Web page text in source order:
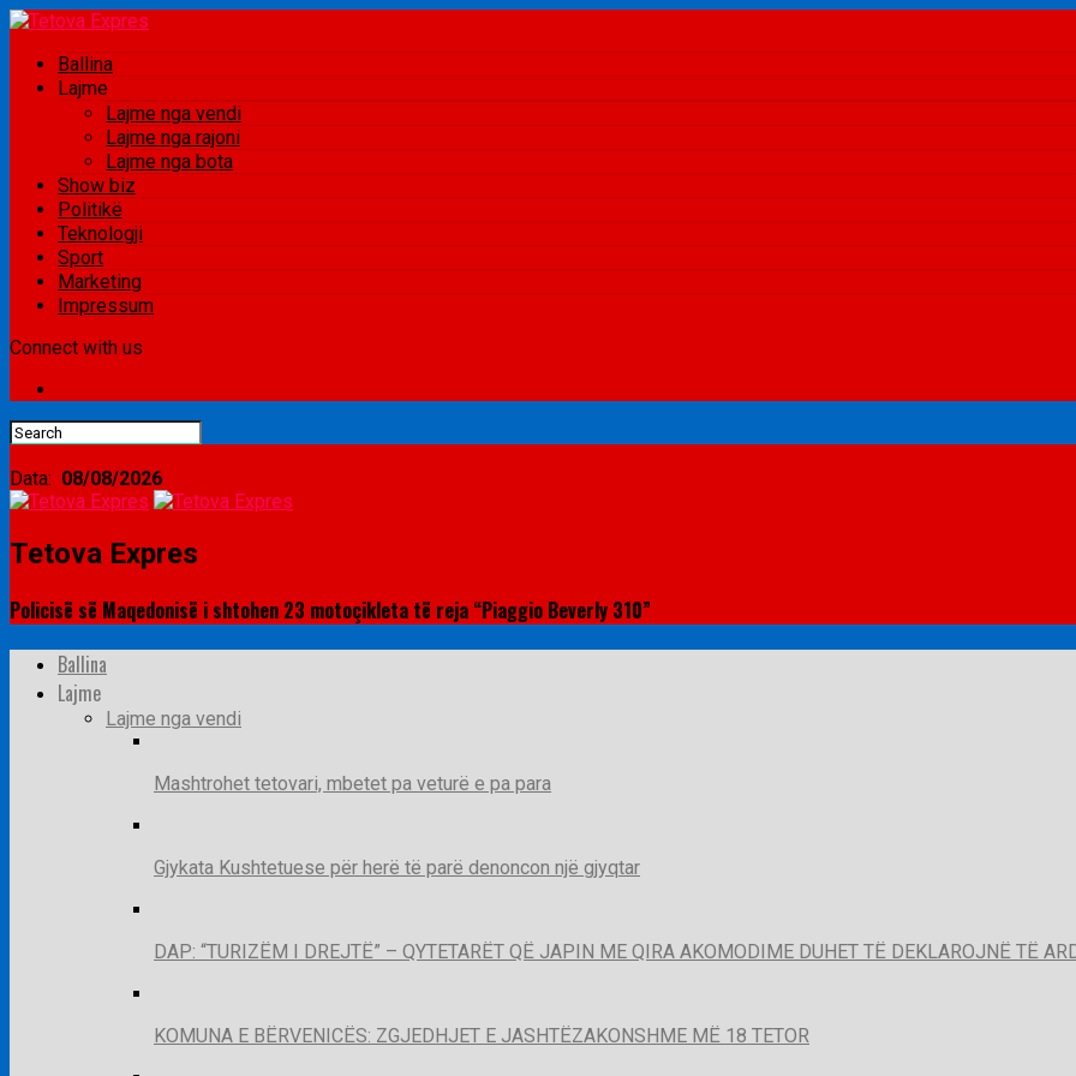
Ballina
Lajme
Lajme nga vendi
Lajme nga rajoni
Lajme nga bota
Show biz
Politikë
Teknologji
Sport
Marketing
Impressum
Connect with us
Data: 08/08/2026
Tetova Expres
Policisë së Maqedonisë i shtohen 23 motoçikleta të reja “Piaggio Beverly 310”
Ballina
Lajme
Lajme nga vendi
Mashtrohet tetovari, mbetet pa veturë e pa para
Gjykata Kushtetuese për herë të parë denoncon një gjyqtar
DAP: “TURIZËM I DREJTË” – QYTETARËT QË JAPIN ME QIRA AKOMODIME DUHET TË DEKLAROJNË TË
KOMUNA E BËRVENICËS: ZGJEDHJET E JASHTËZAKONSHME MË 18 TETOR